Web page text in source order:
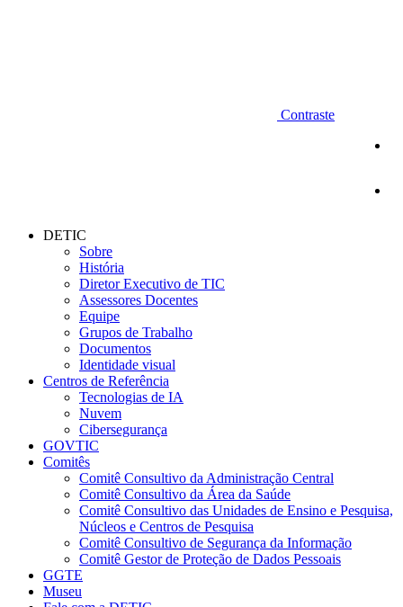
Contraste
DETIC
Sobre
História
Diretor Executivo de TIC
Assessores Docentes
Equipe
Grupos de Trabalho
Documentos
Identidade visual
Centros de Referência
Tecnologias de IA
Nuvem
Cibersegurança
GOVTIC
Comitês
Comitê Consultivo da Administração Central
Comitê Consultivo da Área da Saúde
Comitê Consultivo das Unidades de Ensino e Pesquisa,
Núcleos e Centros de Pesquisa
Comitê Consultivo de Segurança da Informação
Comitê Gestor de Proteção de Dados Pessoais
GGTE
Museu